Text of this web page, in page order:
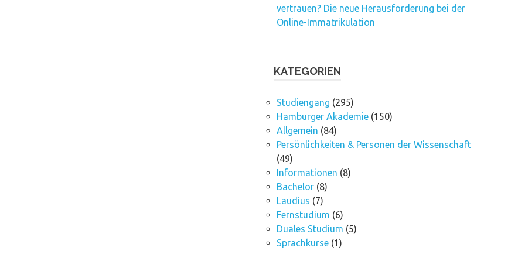
vertrauen? Die neue Herausforderung bei der
Online-Immatrikulation
KATEGORIEN
Studiengang (295)
Hamburger Akademie (150)
Allgemein (84)
Persönlichkeiten & Personen der Wissenschaft
(49)
Informationen (8)
Bachelor (8)
Laudius (7)
Fernstudium (6)
Duales Studium (5)
Sprachkurse (1)